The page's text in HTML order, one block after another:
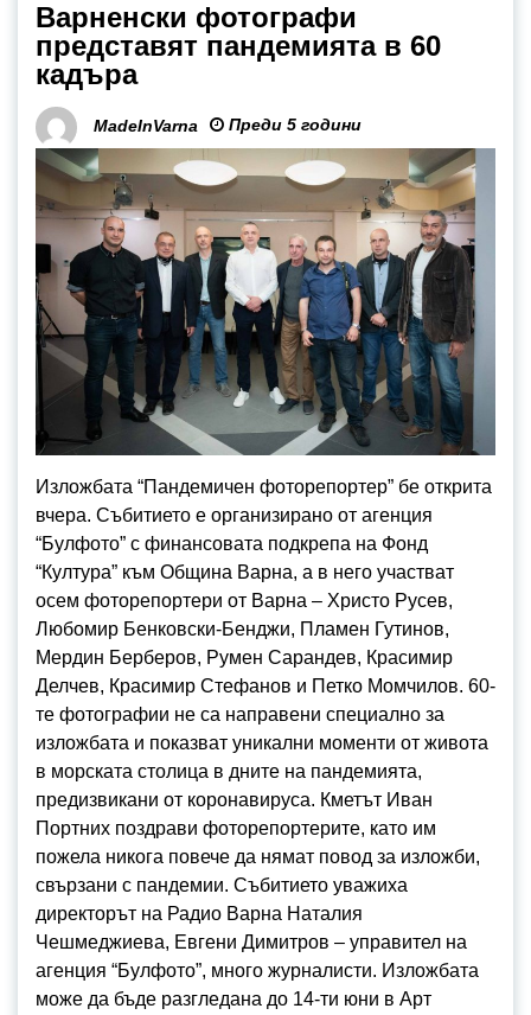
Варненски фотографи
представят пандемията в 60
кадъра
MadeInVarna Преди 5 години
Изложбата “Пандемичен фоторепортер” бе открита
вчера. Събитието е организирано от агенция
“Булфото” с финансовата подкрепа на Фонд
“Култура” към Община Варна, а в него участват
осем фоторепортери от Варна – Христо Русев,
Любомир Бенковски-Бенджи, Пламен Гутинов,
Мердин Берберов, Румен Сарандев, Красимир
Делчев, Красимир Стефанов и Петко Момчилов. 60-
те фотографии не са направени специално за
изложбата и показват уникални моменти от живота
в морската столица в дните на пандемията,
предизвикани от коронавируса. Кметът Иван
Портних поздрави фоторепортерите, като им
пожела никога повече да нямат повод за изложби,
свързани с пандемии. Събитието уважиха
директорът на Радио Варна Наталия
Чешмеджиева, Евгени Димитров – управител на
агенция “Булфото”, много журналисти. Изложбата
може да бъде разгледана до 14-ти юни в Арт